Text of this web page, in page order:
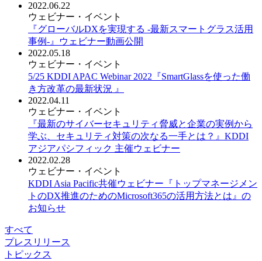
2022.06.22
ウェビナー・イベント
『グローバルDXを実現する -最新スマートグラス活用
事例-』ウェビナー動画公開
2022.05.18
ウェビナー・イベント
5/25 KDDI APAC Webinar 2022『SmartGlassを使った働
き方改革の最新状況 』
2022.04.11
ウェビナー・イベント
『最新のサイバーセキュリティ脅威と企業の実例から
学ぶ、セキュリティ対策の次なる一手とは？』KDDI
アジアパシフィック 主催ウェビナー
2022.02.28
ウェビナー・イベント
KDDI Asia Pacific共催ウェビナー『トップマネージメン
トのDX推進のためのMicrosoft365の活用方法とは』の
お知らせ
すべて
プレスリリース
トピックス